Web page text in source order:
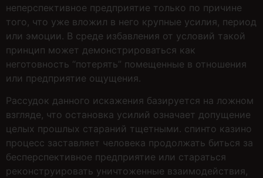
неперспективное предприятие только по причине
того, что уже вложил в него крупные усилия, период
или эмоции. В среде избавления от условий такой
принцип может демонстрироваться как
неготовность “потерять” помещенные в отношения
или предприятие ощущения.
Рассудок данного искажения базируется на ложном
взгляде, что остановка усилий означает допущение
целых прошлых стараний тщетными. спинто казино
процесс заставляет человека продолжать биться за
бесперспективное предприятие или стараться
реконструировать уничтоженные взаимодействия,